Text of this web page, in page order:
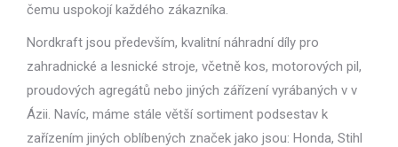
čemu uspokojí každého zákazníka.
Nordkraft jsou především, kvalitní náhradní díly pro
zahradnické a lesnické stroje, včetně kos, motorových pil,
proudových agregátů nebo jiných zářízení vyrábaných v v
Ázii. Navíc, máme stále větší sortiment podsestav k
zařízením jiných oblíbených značek jako jsou: Honda, Stihl